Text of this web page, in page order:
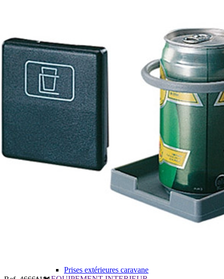
Stations électriques portables
Accessoires batteries
Chargeurs de batteries
Séparateurs de batteries
Gamme VICTRON ENERGY
Piles à combustible
Groupes Electrogènes
Convertisseurs 12V - 230V
Transformateurs 230V - 12V
ECLAIRAGES
Ampoules et tubes fluo
Ampoules à LEDS
Eclairages intérieur
Eclairages extérieur
Eclairage portatif et piles
Feux de signalisation
Feux de signalisation arrière
Prises extérieures caravane
Nouveautés
Déstockage
Ventes Flash
Reconditionnés
Nos Véhicules en concession
Le Magasin
Concession & Véhicules
Nos véhicules Neufs
Nos véhicules Occasions
Le magasin